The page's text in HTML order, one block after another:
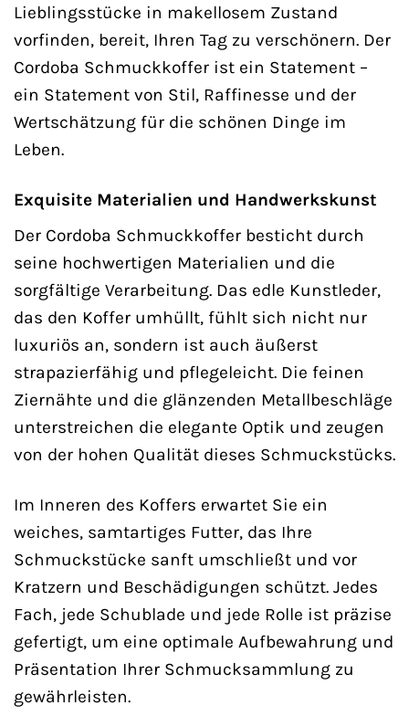
Lieblingsstücke in makellosem Zustand
vorfinden, bereit, Ihren Tag zu verschönern. Der
Cordoba Schmuckkoffer ist ein Statement –
ein Statement von Stil, Raffinesse und der
Wertschätzung für die schönen Dinge im
Leben.
Exquisite Materialien und Handwerkskunst
Der Cordoba Schmuckkoffer besticht durch
seine hochwertigen Materialien und die
sorgfältige Verarbeitung. Das edle Kunstleder,
das den Koffer umhüllt, fühlt sich nicht nur
luxuriös an, sondern ist auch äußerst
strapazierfähig und pflegeleicht. Die feinen
Ziernähte und die glänzenden Metallbeschläge
unterstreichen die elegante Optik und zeugen
von der hohen Qualität dieses Schmuckstücks.
Im Inneren des Koffers erwartet Sie ein
weiches, samtartiges Futter, das Ihre
Schmuckstücke sanft umschließt und vor
Kratzern und Beschädigungen schützt. Jedes
Fach, jede Schublade und jede Rolle ist präzise
gefertigt, um eine optimale Aufbewahrung und
Präsentation Ihrer Schmucksammlung zu
gewährleisten.